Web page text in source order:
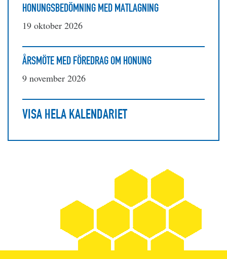
HONUNGSBEDÖMNING MED MATLAGNING
19 oktober 2026
ÅRSMÖTE MED FÖREDRAG OM HONUNG
9 november 2026
VISA HELA KALENDARIET